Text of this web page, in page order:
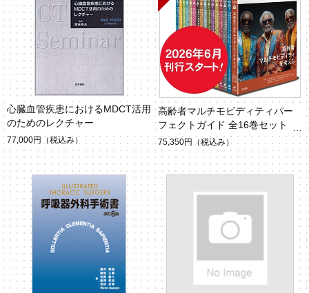
心臓血管疾患におけるMDCT活用
のためのレクチャー
77,000円 （税込み）
高齢者マルチモビディティパー
フェクトガイド 全16巻セット
（総論巻＋各論巻15冊）
75,350円 （税込み）